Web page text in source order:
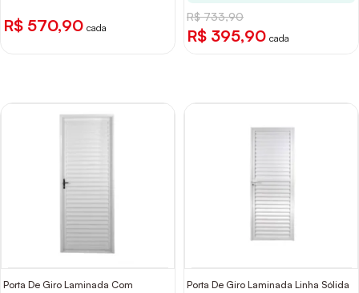
R$ 570,90 cada
R$ 733,90
R$ 395,90 cada
Porta De Giro Laminada Com
Porta De Giro Laminada Linha Sólida